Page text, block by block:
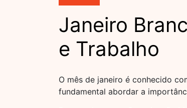
Janeiro
e Trabalho
O mês de janeiro é conhecido
fundamental abordar a